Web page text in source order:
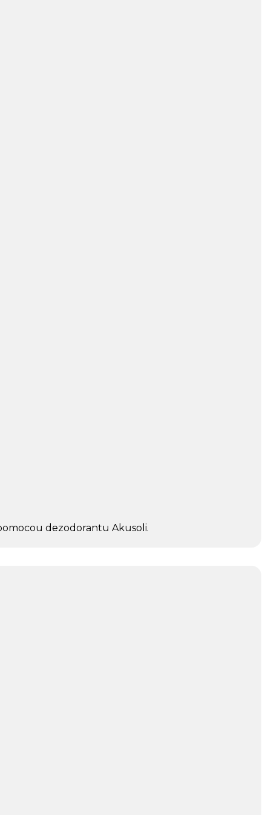
dezodorantu Akusoli.